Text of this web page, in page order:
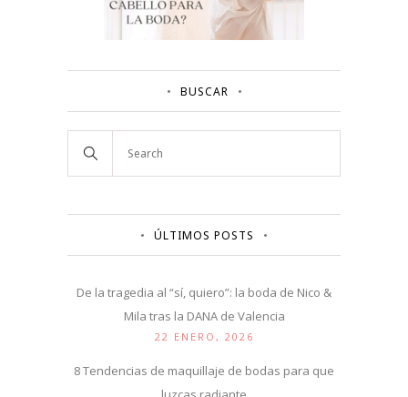
BUSCAR
ÚLTIMOS POSTS
De la tragedia al “sí, quiero”: la boda de Nico &
Mila tras la DANA de Valencia
22 ENERO, 2026
8 Tendencias de maquillaje de bodas para que